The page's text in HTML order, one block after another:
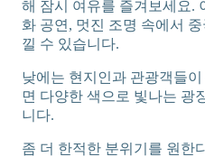
해 잠시 여유를 즐겨보세요.
화 공연, 멋진 조명 속에서
낄 수 있습니다.
낮에는 현지인과 관광객들
면 다양한 색으로 빛나는 광
니다.
좀 더 한적한 분위기를 원한